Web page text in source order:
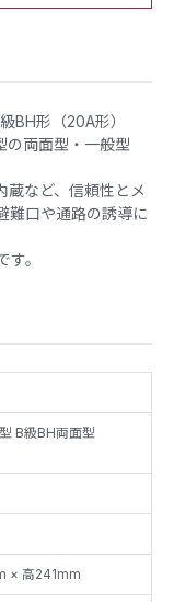
BH形（20A形）
の両面型・一般型
蔵など、信頼性とメ
難口や通路の誘導に
。
B級BH両面型
× 高241mm